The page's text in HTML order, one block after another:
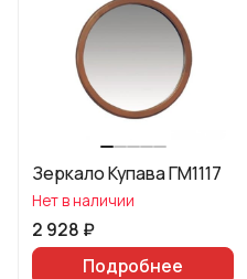
Зеркало Купава ГМ1117
Нет в наличии
2 928 ₽
Подробнее